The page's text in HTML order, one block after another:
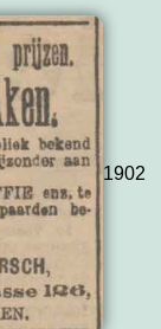
1902